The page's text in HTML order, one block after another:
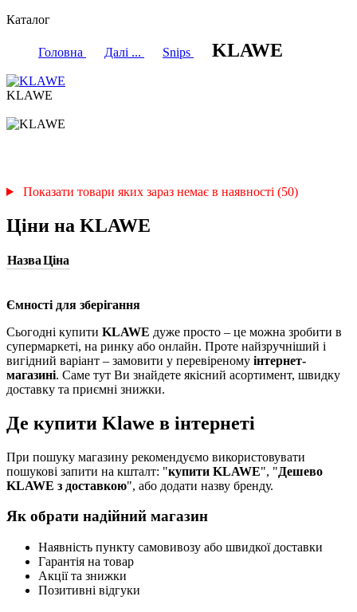
Каталог
Головна Далі ... Snips KLAWE
KLAWE
Показати товари яких зараз немає в наявності (50)
Ціни на KLAWE
НазваЦіна
Ємності для зберігання
Сьогодні купити KLAWE дуже просто – це можна зробити в
супермаркеті, на ринку або онлайн. Проте найзручніший і
вигідний варіант – замовити у перевіреному інтернет-
магазині. Саме тут Ви знайдете якісний асортимент, швидку
доставку та приємні знижки.
Де купити Klawe в інтернеті
При пошуку магазину рекомендуємо використовувати
пошукові запити на кшталт: "купити KLAWE", "Дешево
KLAWE з доставкою", або додати назву бренду.
Як обрати надійний магазин
Наявність пункту самовивозу або швидкої доставки
Гарантія на товар
Акції та знижки
Позитивні відгуки